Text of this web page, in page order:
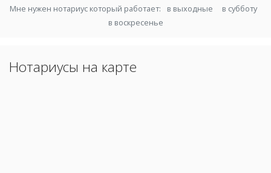
Мне нужен нотариус который работает: в выходные
в субботу
в воскресенье
Нотариусы на карте